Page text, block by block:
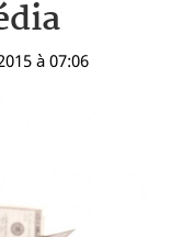
à 07:06